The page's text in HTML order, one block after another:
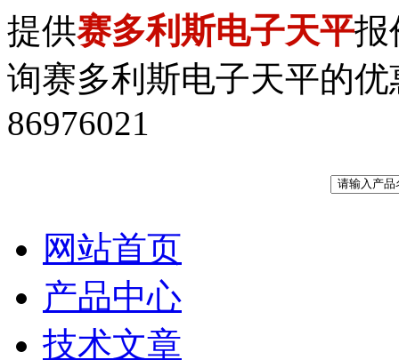
提供赛多利斯电子天平报
询赛多利斯电子天平的优
86976021
网站首页
产品中心
技术文章